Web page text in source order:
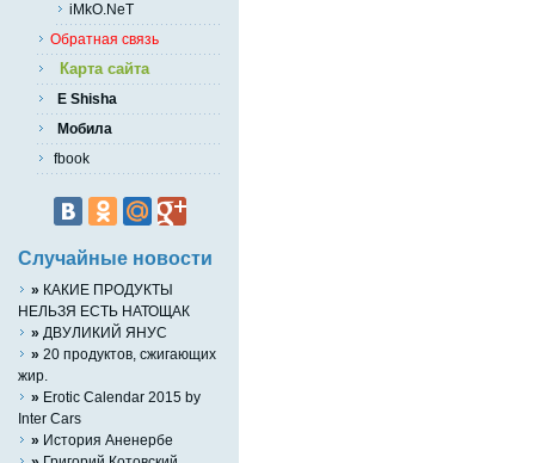
iMkO.NeT
Обратная связь
Карта сайта
E Shisha
Мобила
fbook
Случайные новости
» КАКИЕ ПРОДУКТЫ
НЕЛЬЗЯ ЕСТЬ НАТОЩАК
» ДВУЛИКИЙ ЯНУС
» 20 продуктов, сжигающих
жир.
» Erotic Calendar 2015 by
Inter Cars
» История Аненербе